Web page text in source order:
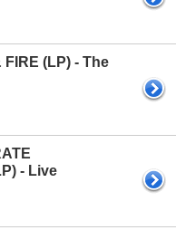
FIRE (LP) - The
- Live